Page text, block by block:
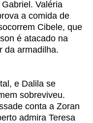
Valéria
a comida de
Cibele, que
é atacado na
da armadilha.
e Dalila se
sobreviveu.
conta a Zoran
admira Teresa